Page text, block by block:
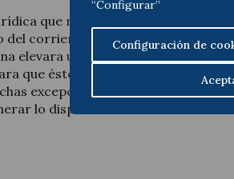
“Configurar”
Configuración de
que rodea esta cuestión ya
corriente, el Juzgado de lo
elevara una cuestión prejudicial al
que éste pudiera pronunciarse
excepciones procesales, en
lo dispuesto en la Directiva del